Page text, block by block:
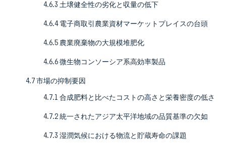
4.6.3 土壌健全性の劣化と収量の低下
4.6.4 電子商取引農業資材マーケットプレイスの台頭
4.6.5 農業廃棄物の大規模堆肥化
4.6.6 微生物コンソーシア系高効率製品
4.7 市場の抑制要因
4.7.1 合成肥料と比べたコストの高さと栄養密度の低さ
4.7.2 統一されたアジア太平洋地域の品質基準の欠如
4.7.3 湿潤気候における物流と貯蔵寿命の課題